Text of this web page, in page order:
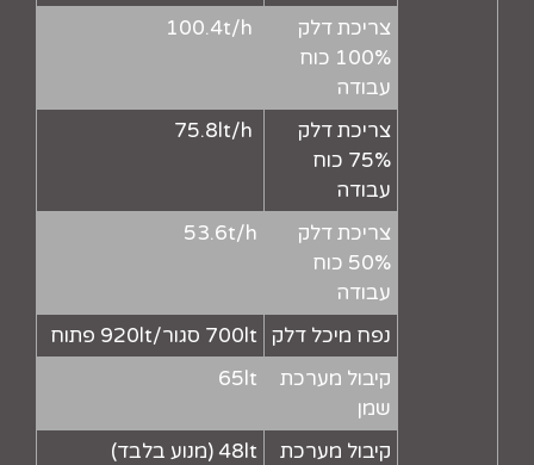
צריכת דלק
100% כוח
עבודה
צריכת דלק
75% כוח
עבודה
צריכת דלק
50% כוח
עבודה
53.6t/h
נפח מיכל דלק
700lt סגור/920lt פתוח
קיבול מערכת
שמן
65lt
קיבול מערכת
48lt (מנוע בלבד)